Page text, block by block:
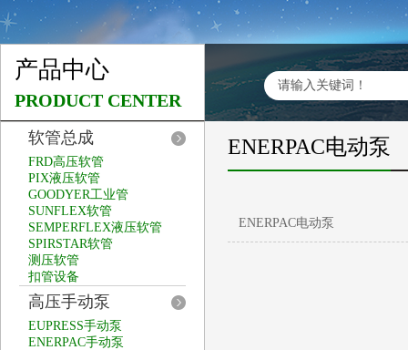
产品中心
PRODUCT CENTER
软管总成
FRD高压软管
PIX液压软管
GOODYER工业管
SUNFLEX软管
SEMPERFLEX液压软管
SPIRSTAR软管
测压软管
扣管设备
高压手动泵
EUPRESS手动泵
ENERPAC手动泵
ENERPAC电动泵
ENERPAC电动泵